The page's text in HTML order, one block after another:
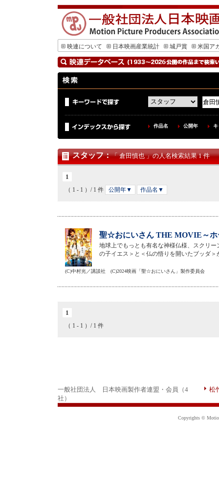
映連について 日本映画産業統計 城戸賞 米国ア
作品名 公開年
スタッフ：「 倉田慎也 」の人名検索結果 1 件
1
（ 1 - 1 ）/ 1 件 公開年▼ 作品名▼
聖☆おにいさん THE MOVIE～ホ
地球上でもっとも有名な神様仏様、スクリ
の子イエス＞と＜仏の悟りを開いたブッダ
(C)中村光／講談社 (C)2024映画「聖☆おにいさん」製作委員会
1
（ 1 - 1 ）/ 1 件
一般社団法人 日本映画製作者連盟・会員（4
社）
松
Copyrights ©